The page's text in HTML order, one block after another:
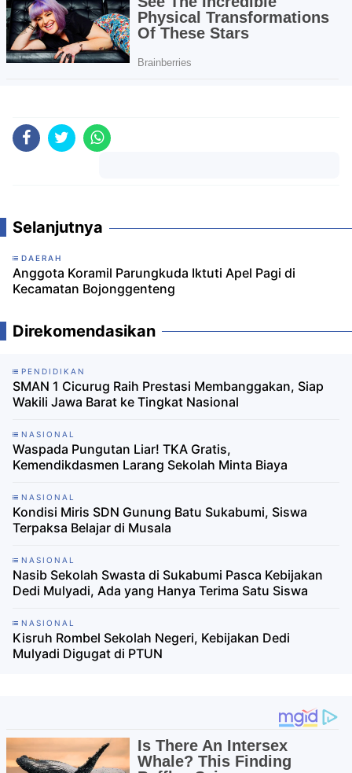
Selanjutnya
DAERAH
Anggota Koramil Parungkuda Iktuti Apel Pagi di
Kecamatan Bojonggenteng
Direkomendasikan
PENDIDIKAN
SMAN 1 Cicurug Raih Prestasi Membanggakan, Siap
Wakili Jawa Barat ke Tingkat Nasional
NASIONAL
Waspada Pungutan Liar! TKA Gratis,
Kemendikdasmen Larang Sekolah Minta Biaya
NASIONAL
Kondisi Miris SDN Gunung Batu Sukabumi, Siswa
Terpaksa Belajar di Musala
NASIONAL
Nasib Sekolah Swasta di Sukabumi Pasca Kebijakan
Dedi Mulyadi, Ada yang Hanya Terima Satu Siswa
NASIONAL
Kisruh Rombel Sekolah Negeri, Kebijakan Dedi
Mulyadi Digugat di PTUN